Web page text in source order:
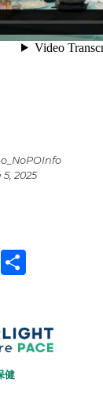
2025
Share
健